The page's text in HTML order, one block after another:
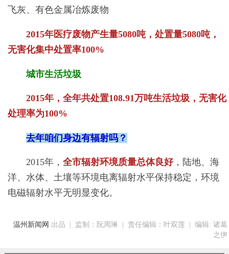
飞灰、有色金属冶炼废物
2015年医疗废物产生量5080吨，处置量5080吨，
无害化集中处置率100%
城市生活垃圾
2015年，全年共处置108.91万吨生活垃圾，无害化
处理率为100%
去年咱们身边有辐射吗？
2015年， 全市辐射环境质量总体良好，陆地、海
洋、水体、土壤等环境电离辐射水平保持稳定，环境
电磁辐射水平无明显变化。
温州新闻网 出品 监制：阮周琳 责任编辑：叶双莲
编辑: 诸葛
之伊